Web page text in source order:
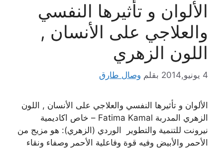
الألوان و تأثيرها النفسي
والعلاجي على الأنسان ,
اللون الزهري
4 يونيو,2014 بقلم وصال طارق
الألوان و تأثيرها النفسي والعلاجي على الأنسان , اللون
الزهري المدربة Fatima Kamal – خاص اكاديمية
نيرونت للتنمية والتطوير الوردي (الزهري): هو مزيج من
الأحمر والأبيض وفيه قوة وفاعلية الأحمر وصفاء ونقاء